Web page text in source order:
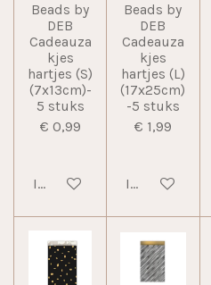
Beads by
DEB
Cadeauza
kjes
hartjes (S)
(7x13cm)-
5 stuks
€ 0,99
In winkelwagen
Beads by
DEB
Cadeauza
kjes
hartjes (L)
(17x25cm)
-5 stuks
€ 1,99
In